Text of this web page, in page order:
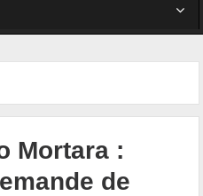
Mortara :
de